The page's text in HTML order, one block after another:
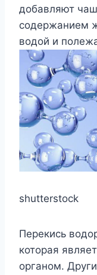
добавляют
содержанием
водой и
shutterstock
Перекись
которая
органом.